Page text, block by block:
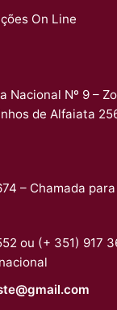
On Line
Nacional Nº 9 –
de Alfaiata
– Chamada
ou (+ 351) 917